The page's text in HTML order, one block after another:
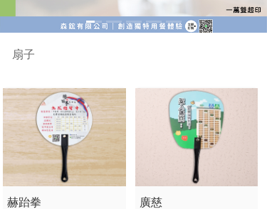
i
n
扇子
赫跆拳 廣慈